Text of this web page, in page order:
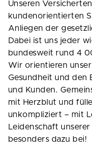
Unseren
kundenorientierten
Anliegen der
Dabei ist uns jeder
bundesweit rund 4
Wir orientieren
Gesundheit und den
und Kunden.
mit Herzblut und
unkompliziert – mit
Leidenschaft
besonders dazu bei!